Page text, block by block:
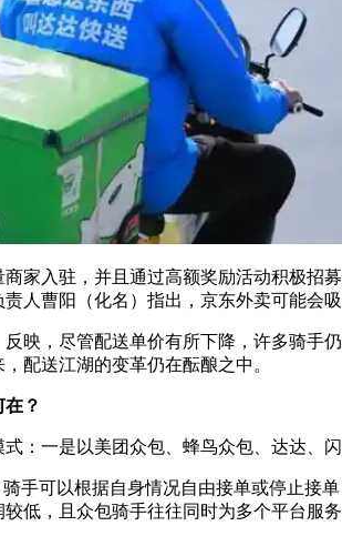
家入驻，并且通过高额奖励活动积极招
人曹阳（化名）指出，京东外卖可能会
映，尽管配送单价有所下降，许多骑手
配送江湖的变革仍在酝酿之中。
在？
：一是以美团众包、蜂鸟众包、达达、
手可以根据自身情况自由接单或停止接
低，且众包骑手往往同时为多个平台